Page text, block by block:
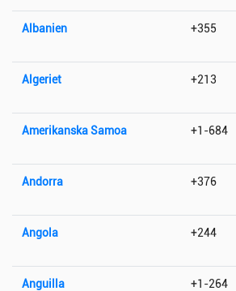
Albanien +355
Algeriet +213
Amerikanska Samoa +1-684
Andorra +376
Angola +244
Anguilla +1-264